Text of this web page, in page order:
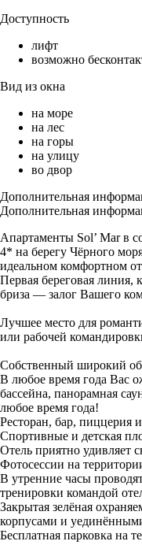
Доступность
лифт
возможно
Вид из окна
на море
на лес
на горы
на улицу
во двор
Дополнительная
Дополнительная
Апартаменты Sol’ Mar в
4* на берегу Чёрного
идеальном комфортном
Первая береговая линия,
бриза — залог Вашего
Лучшее место для
или рабочей
Собственный широкий
В любое время года Вас
бассейна, панорамная
любое время года!
Ресторан, бар, пиццерия
Спортивные и детская
Отель приятно удивляет
Фотосессии на
В утренние часы
тренировки командой
Закрытая зелёная
корпусами и
Бесплатная парковка на